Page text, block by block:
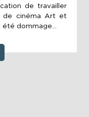
de travailler
de cinéma Art et
dommage...